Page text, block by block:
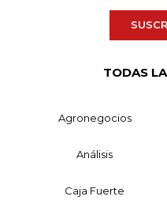
TODAS
Agronegocios
Análisis
Caja Fuerte